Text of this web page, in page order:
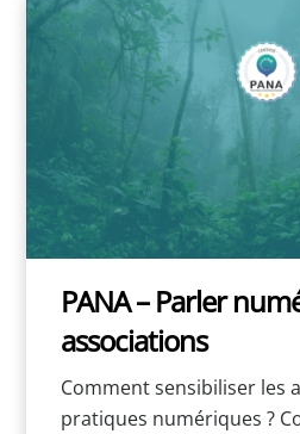
PANA – Parler
associations
Comment sensibiliser les
pratiques numériques ?